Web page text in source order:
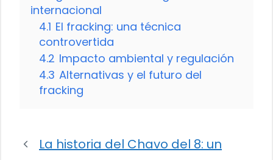
internacional
4.1 El fracking: una técnica
controvertida
4.2 Impacto ambiental y regulación
4.3 Alternativas y el futuro del
fracking
La historia del Chavo del 8: un